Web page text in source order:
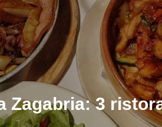
Zagabria: 3